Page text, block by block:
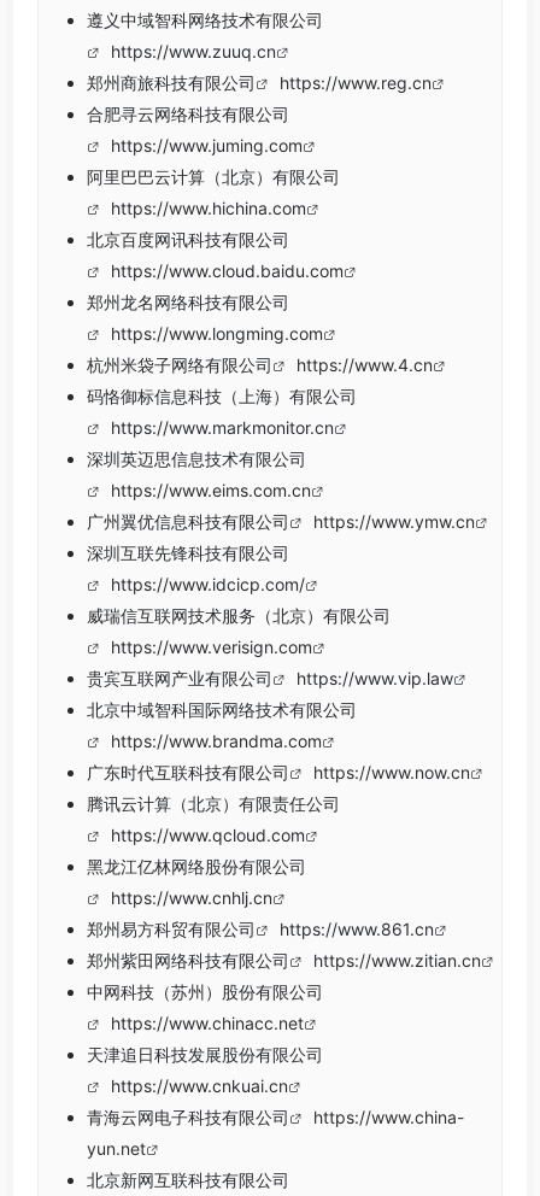
遵义中域智科网络技术有限公司
https://www.zuuq.cn
郑州商旅科技有限公司
https://www.reg.cn
合肥寻云网络科技有限公司
https://www.juming.com
阿里巴巴云计算（北京）有限公司
https://www.hichina.com
北京百度网讯科技有限公司
https://www.cloud.baidu.com
郑州龙名网络科技有限公司
https://www.longming.com
杭州米袋子网络有限公司
https://www.4.cn
码恪御标信息科技（上海）有限公司
https://www.markmonitor.cn
深圳英迈思信息技术有限公司
https://www.eims.com.cn
广州翼优信息科技有限公司
https://www.ymw.cn
深圳互联先锋科技有限公司
https://www.idcicp.com/
威瑞信互联网技术服务（北京）有限公司
https://www.verisign.com
贵宾互联网产业有限公司
https://www.vip.law
北京中域智科国际网络技术有限公司
https://www.brandma.com
广东时代互联科技有限公司
https://www.now.cn
腾讯云计算（北京）有限责任公司
https://www.qcloud.com
黑龙江亿林网络股份有限公司
https://www.cnhlj.cn
郑州易方科贸有限公司
https://www.861.cn
郑州紫田网络科技有限公司
https://www.zitian.cn
中网科技（苏州）股份有限公司
https://www.chinacc.net
天津追日科技发展股份有限公司
https://www.cnkuai.cn
青海云网电子科技有限公司
https://www.china-
yun.net
北京新网互联科技有限公司